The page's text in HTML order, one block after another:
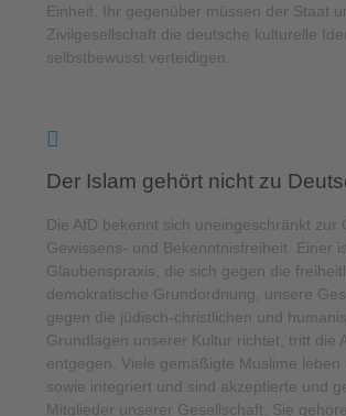
Einheit. Ihr gegenüber müssen der Staat
Zivilgesellschaft die deutsche kulturelle
selbstbewusst verteidigen.
Der Islam gehört nicht zu
Die AfD bekennt sich uneingeschränkt zur
Gewissens- und Bekenntnisfreiheit. Einer
Glaubenspraxis, die sich gegen die
demokratische Grundordnung, unsere
gegen die jüdisch-christlichen und
Grundlagen unserer Kultur richtet, tritt die
entgegen. Viele gemäßigte Muslime leben
sowie integriert und sind akzeptierte und
Mitglieder unserer Gesellschaft. Sie